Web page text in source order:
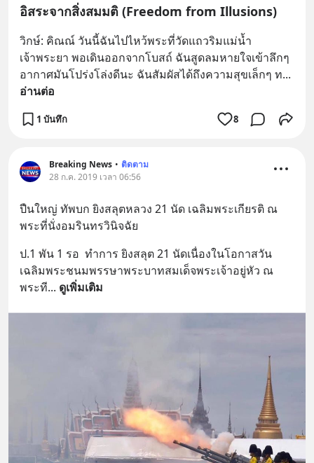
อิสระจากสิ่งสมมติ (Freedom from Illusions)
วิกษ์: คิณณ์ วันนี้ฉันไปไหว้พระที่วัดแถวริมแม่น้ำ
เจ้าพระยา พอเดินออกจากโบสถ์ ฉันสูดลมหายใจเข้าลึกๆ
อากาศมันโปร่งโล่งดีนะ ฉันสัมผัสได้ถึงความสุขเล็กๆ ท
อ่านต่อ
1 บันทึก 8
Breaking News • ติดตาม
28 ก.ค. 2019 เวลา 06:56
ปืนใหญ่ ทัพบก ยิงสลุตหลวง 21 นัด เฉลิมพระเกียรติ ณ
พระที่นั่งอมรินทรวินิจฉัย
ป.1 พัน 1 รอ  ทำการ ยิงสลุต 21 นัดเนื่องในโอกาสวัน
เฉลิมพระชนมพรรษาพระบาทสมเด็จพระเจ้าอยู่หัว ณ
พระที... ดูเพิ่มเติม